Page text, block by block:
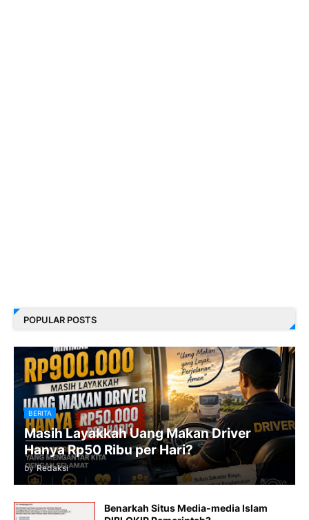
POPULAR POSTS
BERITA
Masih Layakkah Uang Makan Driver
Hanya Rp50 Ribu per Hari?
by Redaksi
Benarkah Situs Media-media Islam